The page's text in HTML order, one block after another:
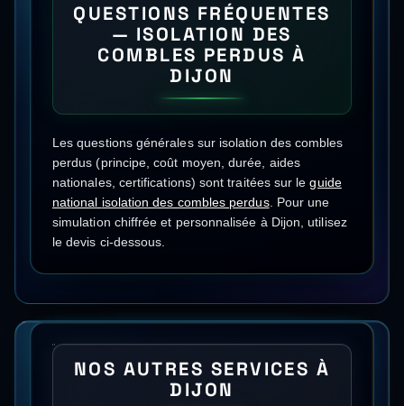
QUESTIONS FRÉQUENTES
— ISOLATION DES
COMBLES PERDUS À
DIJON
Les questions générales sur isolation des combles
perdus (principe, coût moyen, durée, aides
nationales, certifications) sont traitées sur le guide
national isolation des combles perdus. Pour une
simulation chiffrée et personnalisée à Dijon, utilisez
le devis ci-dessous.
NOS AUTRES SERVICES À
DIJON